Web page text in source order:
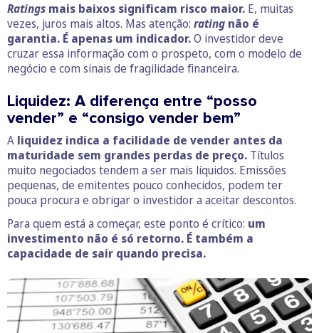
Ratings mais baixos significam risco maior. E, muitas
vezes, juros mais altos. Mas atenção: rating não é
garantia. É apenas um indicador.O investidor deve
cruzar essa informação com o prospeto, com o modelo de
negócio e com sinais de fragilidade financeira.
Liquidez: A diferença entre “posso
vender” e “consigo vender bem”
A liquidez indica a facilidade de vender antes da
maturidade sem grandes perdas de preço. Títulos
muito negociados tendem a ser mais líquidos. Emissões
pequenas, de emitentes pouco conhecidos, podem ter
pouca procura e obrigar o investidor a aceitar descontos.
Para quem está a começar, este ponto é crítico: um
investimento não é só retorno. É também a
capacidade de sair quando precisa.